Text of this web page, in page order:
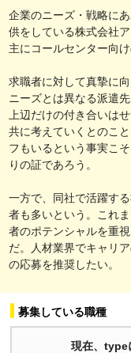
企業のニーズ・戦略に
供をしている株式会社
主にコールセンター向
求職者に対して真摯に
ニーズとは異なる派遣
上辺だけの付き合いは
共に考えていくとのこ
フもいるという事実こ
りの証であろう。
一方で、同社で活躍す
者も多いという。これ
者のポテンシャルを重
だ。人材業界でキャリ
の応募を推奨したい。
募集している職種
現在、type